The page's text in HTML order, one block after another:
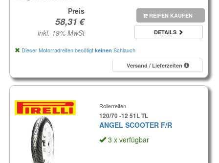
Preis
inkl. 19% MwSt
REIFEN KAUFEN
DETAILS
Dieser Motorradreifen benötigt keinen Schlauch
Versand / Lieferzeiten
Rollerreifen
120/70 -12 51L TL
ANGEL SCOOTER F/R
3 x verfügbar